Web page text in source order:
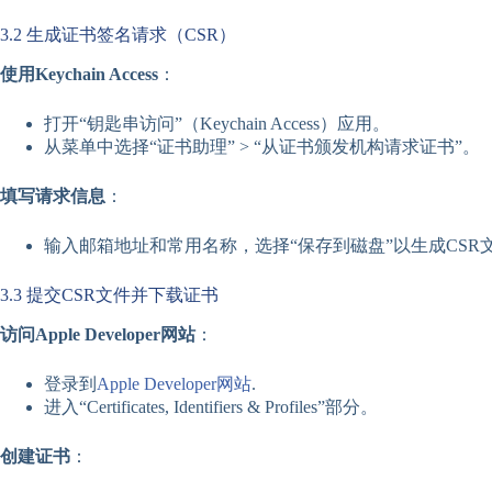
3.2 生成证书签名请求（CSR）
使用Keychain Access ：
打开“钥匙串访问”（Keychain Access）应用。
从菜单中选择“证书助理” > “从证书颁发机构请求证书”。
填写请求信息 ：
输入邮箱地址和常用名称，选择“保存到磁盘”以生成CSR
3.3 提交CSR文件并下载证书
访问Apple Developer网站：
登录到 Apple Developer网站.
进入“Certificates, Identifiers & Profiles”部分。
创建证书 ：